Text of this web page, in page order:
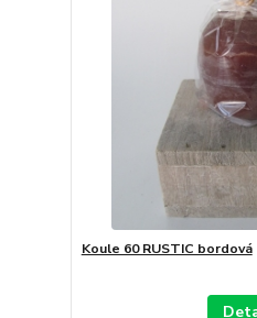
Koule 60 RUSTIC bordová